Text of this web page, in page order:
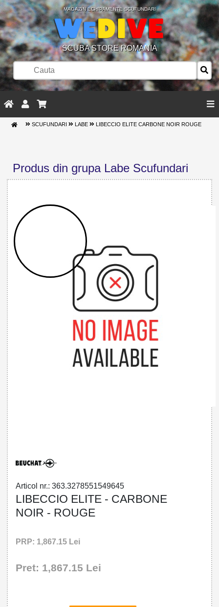
MAGAZIN ECHIPAMENTE SCUFUNDARI
SCUBA STORE ROMANIA
SCUFUNDARI LABE LIBECCIO ELITE CARBONE NOIR ROUGE
Produs din grupa Labe Scufundari
Articol nr.: 363.3278551549645
LIBECCIO ELITE - CARBONE
NOIR - ROUGE
PRP: 1,867.15 Lei
Pret: 1,867.15 Lei